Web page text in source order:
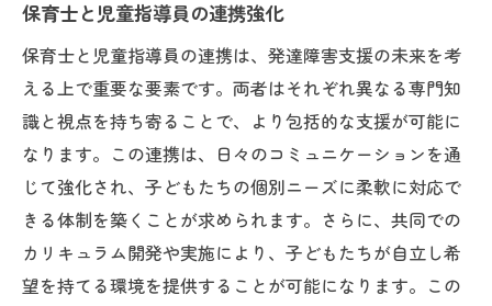
保育士と児童指導員の連携強化
保育士と児童指導員の連携は、発達障害支援の未来を考
える上で重要な要素です。両者はそれぞれ異なる専門知
識と視点を持ち寄ることで、より包括的な支援が可能に
なります。この連携は、日々のコミュニケーションを通
じて強化され、子どもたちの個別ニーズに柔軟に対応で
きる体制を築くことが求められます。さらに、共同での
カリキュラム開発や実施により、子どもたちが自立し希
望を持てる環境を提供することが可能になります。この